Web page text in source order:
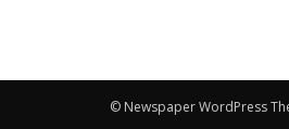
© Newspaper WordPress